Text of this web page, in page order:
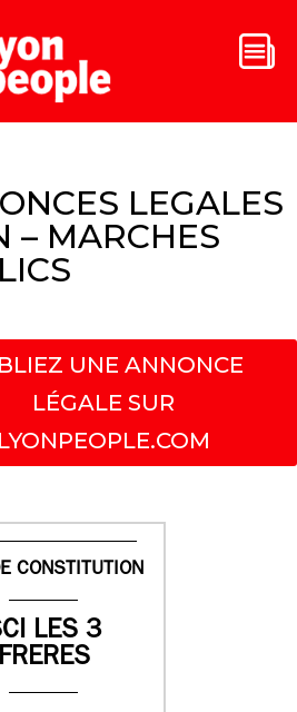
LEGALES
– MARCHES
UNE ANNONCE
LÉGALE SUR
LYONPEOPLE.COM
CONSTITUTION
LES 3
FRERES